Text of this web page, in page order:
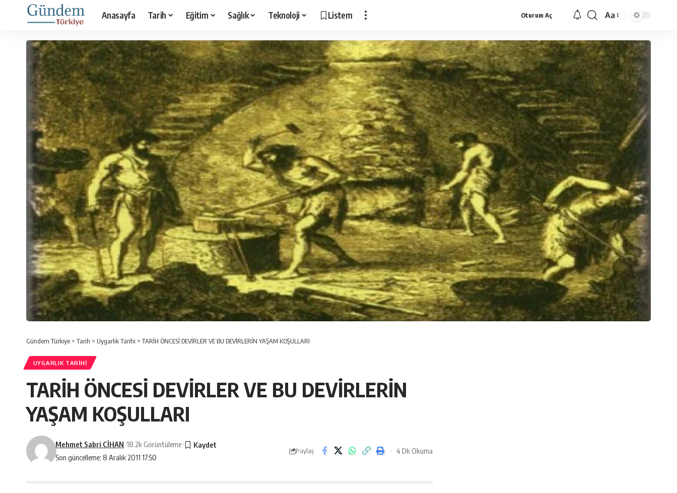
Anasayfa Tarih Eğitim Sağlık Teknoloji Listem Oturum Aç Aa
Gündem Türkiye > Tarih > Uygarlık Tarihi > TARİH ÖNCESİ DEVİRLER VE BU DEVİRLERİN YAŞAM KOŞULLARI
UYGARLIK TARIHI
TARİH ÖNCESİ DEVİRLER VE BU DEVİRLERİN
YAŞAM KOŞULLARI
Son güncelleme: 8 Aralık 2011 17:50
Mehmet Sabri CİHAN 18.2k Görüntüleme
Paylaş 4 Dk Okuma